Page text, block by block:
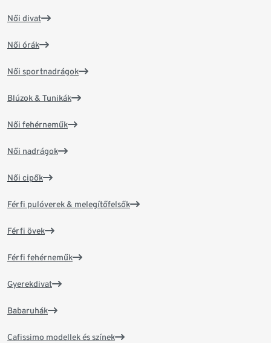
Női divat
Női órák
Női sportnadrágok
Blúzok & Tunikák
Női fehérneműk
Női nadrágok
Női cipők
Férfi pulóverek & melegítőfelsők
Férfi övek
Férfi fehérneműk
Gyerekdivat
Babaruhák
Cafissimo modellek és színek